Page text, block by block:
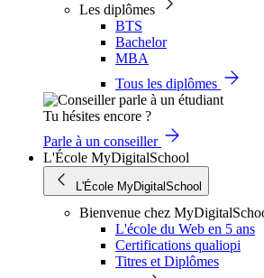
Les diplômes
BTS
Bachelor
MBA
Tous les diplômes
Tu hésites encore ?
Parle à un conseiller
L'École MyDigitalSchool
L'École MyDigitalSchool
Bienvenue chez
L'école du Web en 5 ans
Certifications qualiopi
Titres et Diplômes